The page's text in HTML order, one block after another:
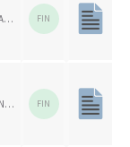
CH CARPESA FIN
VALENCIA CH FIN